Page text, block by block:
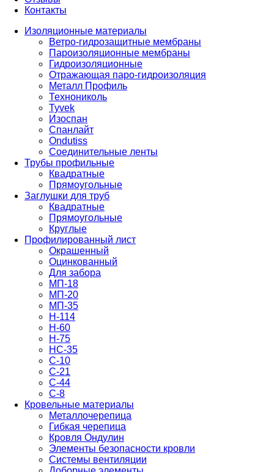
Контакты
Изоляционные материалы
Ветро-гидрозащитные мембраны
Пароизоляционные мембраны
Гидроизоляционные
Отражающая паро-гидроизоляция
Металл Профиль
Технониколь
Tyvek
Изоспан
Спанлайт
Ondutiss
Соединительные ленты
Трубы профильные
Квадратные
Прямоугольные
Заглушки для труб
Квадратные
Прямоугольные
Круглые
Профилированный лист
Окрашенный
Оцинкованный
Для забора
МП-18
МП-20
МП-35
Н-114
Н-60
Н-75
НС-35
С-10
С-21
С-44
С-8
Кровельные материалы
Металлочерепица
Гибкая черепица
Кровля Ондулин
Элементы безопасности кровли
Системы вентиляции